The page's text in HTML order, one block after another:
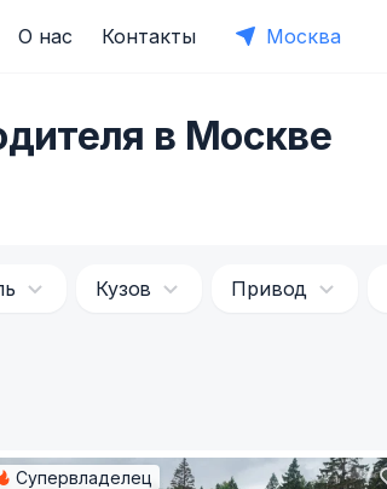
О нас Контакты Москва
в Москве
Кузов Привод
Супервладелец